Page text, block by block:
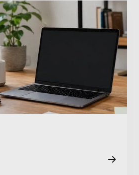
buchhaltung
wird geprüft und was muss ich